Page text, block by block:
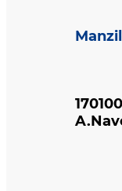
Manzil